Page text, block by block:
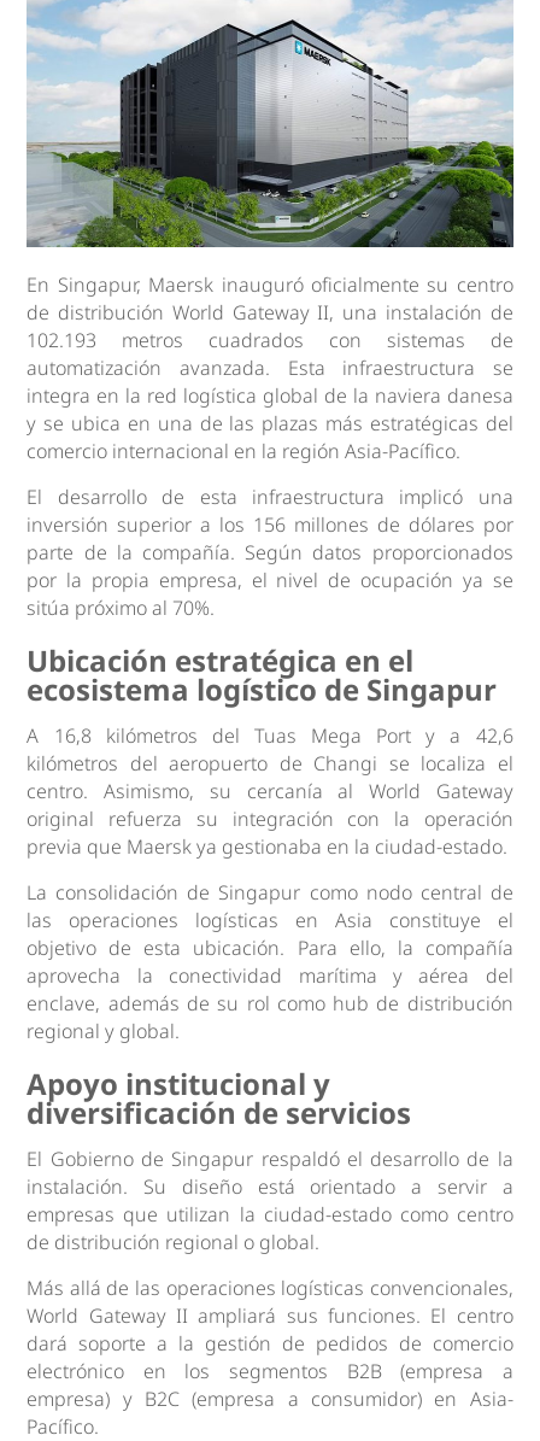
En Singapur, Maersk inauguró oficialmente su centro
de distribución World Gateway II, una instalación de
102.193 metros cuadrados con sistemas de
automatización avanzada. Esta infraestructura se
integra en la red logística global de la naviera danesa
y se ubica en una de las plazas más estratégicas del
comercio internacional en la región Asia-Pacífico.
El desarrollo de esta infraestructura implicó una
inversión superior a los 156 millones de dólares por
parte de la compañía. Según datos proporcionados
por la propia empresa, el nivel de ocupación ya se
sitúa próximo al 70%.
Ubicación estratégica en el
ecosistema logístico de Singapur
A 16,8 kilómetros del Tuas Mega Port y a 42,6
kilómetros del aeropuerto de Changi se localiza el
centro. Asimismo, su cercanía al World Gateway
original refuerza su integración con la operación
previa que Maersk ya gestionaba en la ciudad-estado.
La consolidación de Singapur como nodo central de
las operaciones logísticas en Asia constituye el
objetivo de esta ubicación. Para ello, la compañía
aprovecha la conectividad marítima y aérea del
enclave, además de su rol como hub de distribución
regional y global.
Apoyo institucional y
diversificación de servicios
El Gobierno de Singapur respaldó el desarrollo de la
instalación. Su diseño está orientado a servir a
empresas que utilizan la ciudad-estado como centro
de distribución regional o global.
Más allá de las operaciones logísticas convencionales,
World Gateway II ampliará sus funciones. El centro
dará soporte a la gestión de pedidos de comercio
electrónico en los segmentos B2B (empresa a
empresa) y B2C (empresa a consumidor) en Asia-
Pacífico.